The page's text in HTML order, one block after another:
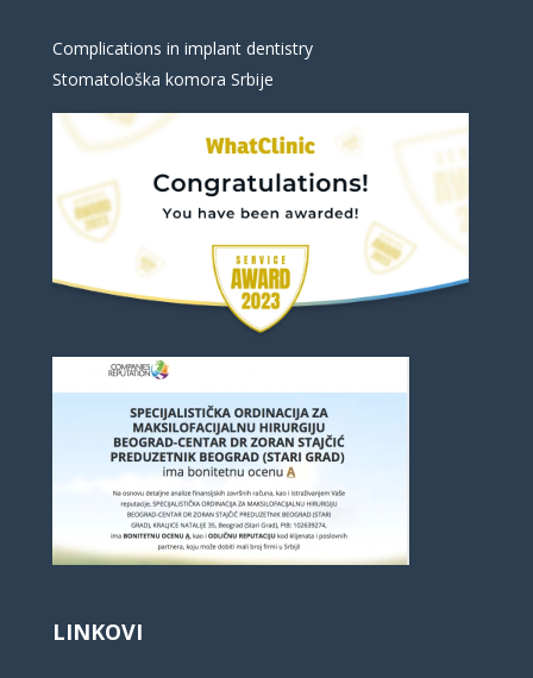
Complications in implant dentistry
Stomatološka komora Srbije
LINKOVI